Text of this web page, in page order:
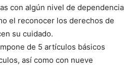
con algún nivel de dependencia
el reconocer los derechos de
su cuidado.
de 5 artículos básicos
así como con nueve